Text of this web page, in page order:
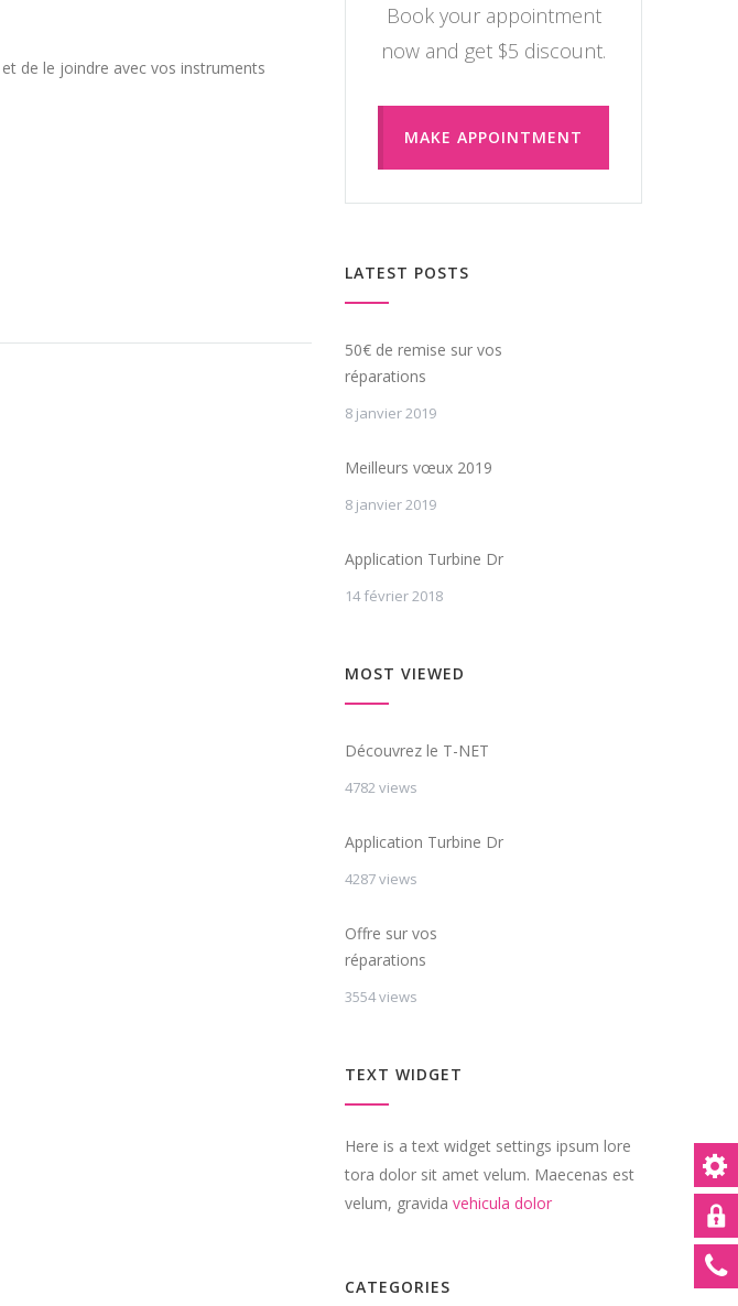
de le joindre avec vos instruments
Book your appointment
now and get $5 discount.
MAKE APPOINTMENT
LATEST POSTS
50€ de remise sur vos
réparations
8 janvier 2019
Meilleurs vœux 2019
8 janvier 2019
Application Turbine Dr
14 février 2018
MOST VIEWED
Découvrez le T-NET
4782 views
Application Turbine Dr
4287 views
Offre sur vos
réparations
3554 views
TEXT WIDGET
Here is a text widget settings ipsum lore
tora dolor sit amet velum. Maecenas est
velum, gravida vehicula dolor
CATEGORIES